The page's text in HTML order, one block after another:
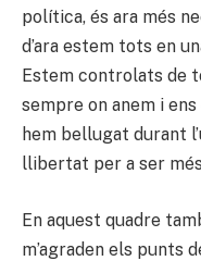
política, és ara més
d’ara estem tots en
Estem controlats de
sempre on anem i
hem bellugat durant
llibertat per a ser
En aquest quadre
m’agraden els punts